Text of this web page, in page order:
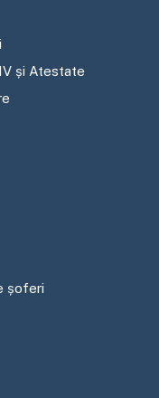
și Atestate
șoferi